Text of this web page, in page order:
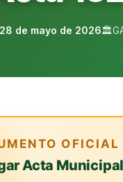
28 de mayo de 2026🏛️
OFICIAL
Acta